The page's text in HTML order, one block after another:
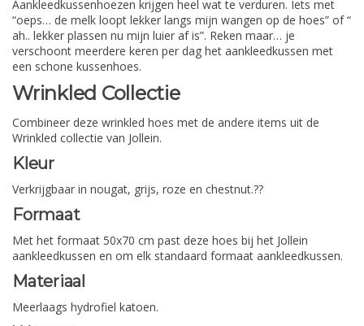
Aankleedkussenhoezen krijgen heel wat te verduren. Iets met
“oeps… de melk loopt lekker langs mijn wangen op de hoes” of “
ah.. lekker plassen nu mijn luier af is”. Reken maar… je
verschoont meerdere keren per dag het aankleedkussen met
een schone kussenhoes.
Wrinkled Collectie
Combineer deze wrinkled hoes met de andere items uit de
Wrinkled collectie van Jollein.
Kleur
Verkrijgbaar in nougat, grijs, roze en chestnut.??
Formaat
Met het formaat 50x70 cm past deze hoes bij het Jollein
aankleedkussen en om elk standaard formaat aankleedkussen.
Materiaal
Meerlaags hydrofiel katoen.